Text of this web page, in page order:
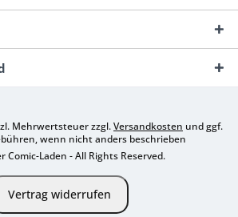
Mehrwertsteuer zzgl.Versandkosten und ggf.
wenn nicht anders beschrieben
Comic-Laden - All Rights Reserved.
Vertrag widerrufen